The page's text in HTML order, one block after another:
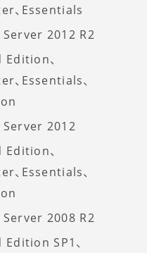
、Essentials
2012 R2
、
、Essentials、
2012
、
、Essentials、
2008 R2
SP1、